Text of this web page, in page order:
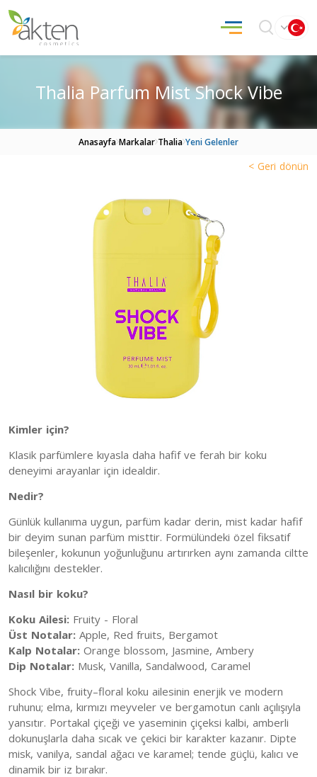
Thalia Parfum Mist Shock Vibe
Anasayfa Markalar Thalia Yeni Gelenler
< Geri dönün
Kimler için?
Klasik parfümlere kıyasla daha hafif ve ferah bir koku
deneyimi arayanlar için idealdir.
Nedir?
Günlük kullanıma uygun, parfüm kadar derin, mist kadar hafif
bir deyim sunan parfüm misttir. Formülündeki özel fiksatif
bileşenler, kokunun yoğunluğunu artırırken aynı zamanda ciltte
kalıcılığını destekler.
Nasıl bir koku?
Koku Ailesi: Fruity - Floral
Üst Notalar: Apple, Red fruits, Bergamot
Kalp Notalar: Orange blossom, Jasmine, Ambery
Dip Notalar: Musk, Vanilla, Sandalwood, Caramel
Shock Vibe, fruity–floral koku ailesinin enerjik ve modern
ruhunu; elma, kırmızı meyveler ve bergamotun canlı açılışıyla
yansıtır. Portakal çiçeği ve yaseminin çiçeksi kalbi, amberli
dokunuşlarla daha sıcak ve çekici bir karakter kazanır. Dipte
misk, vanilya, sandal ağacı ve karamel; tende güçlü, kalıcı ve
dinamik bir iz bırakır.